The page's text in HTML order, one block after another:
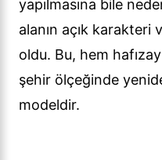
yapılmasına bile
alanın açık
oldu. Bu, hem
şehir ölçeğinde
modeldir.